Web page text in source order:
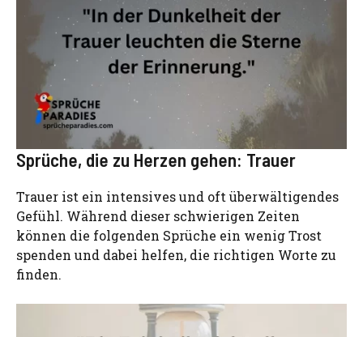
Sprüche, die zu Herzen gehen: Trauer
Trauer ist ein intensives und oft überwältigendes
Gefühl. Während dieser schwierigen Zeiten
können die folgenden Sprüche ein wenig Trost
spenden und dabei helfen, die richtigen Worte zu
finden.